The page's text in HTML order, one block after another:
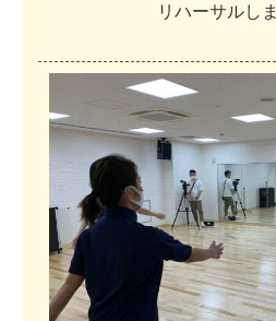
リ ハーサルし ま